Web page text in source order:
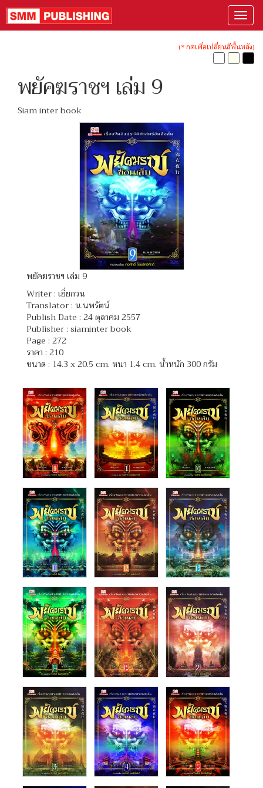
(* กดเพื่อเปลี่ยนสีพื้นหลัง)
พยัคฆราชฯ เล่ม 9
Siam inter book
พยัคฆราชฯ เล่ม 9
Writer : เยี่ยกวน
Translator : น.นพรัตน์
Publish Date : 24 ตุลาคม 2557
Publisher : siaminter book
Page : 272
ราคา : 210
ขนาด : 14.3 x 20.5 cm. หนา 1.4 cm. น้ำหนัก 300 กรัม